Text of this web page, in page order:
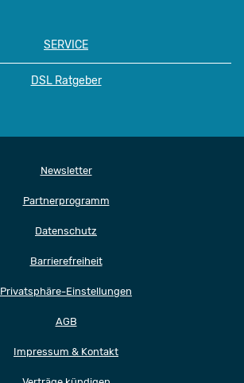
SERVICE
DSL Ratgeber
Newsletter
Partnerprogramm
Datenschutz
Barrierefreiheit
Privatsphäre-Einstellungen
AGB
Impressum & Kontakt